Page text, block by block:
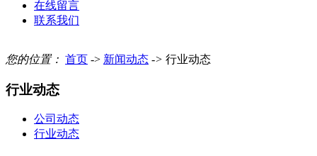
在线留言
联系我们
您的位置： 首页 -> 新闻动态 -> 行业动态
行业动态
公司动态
行业动态